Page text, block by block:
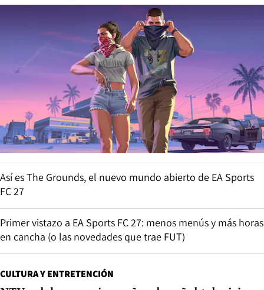
Así es The Grounds, el nuevo mundo abierto de EA Sports
FC 27
Primer vistazo a EA Sports FC 27: menos menús y más horas
en cancha (o las novedades que trae FUT)
CULTURA Y ENTRETENCIÓN